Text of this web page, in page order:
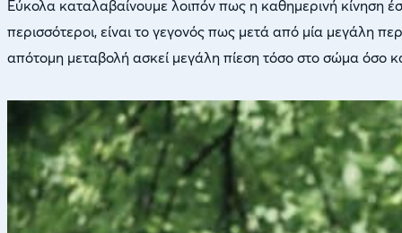
Εύκολα καταλαβαίνουμε λοιπόν πως η καθημερινή κίνηση
περισσότεροι, είναι το γεγονός πως μετά από μία μεγάλη
απότομη μεταβολή ασκεί μεγάλη πίεση τόσο στο σώμα όσο